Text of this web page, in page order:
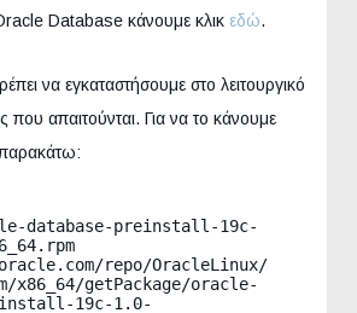
Database κάνουμε κλικ εδώ.
να εγκαταστήσουμε στο λειτουργικό
που απαιτούνται. Για να το κάνουμε
database-preinstall-19c-
repo/OracleLinux/
x86_64/getPackage/oracle-
19c-1.0-